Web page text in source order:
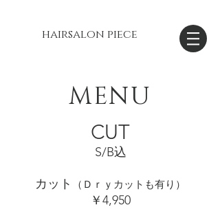
hairsalon piece
MENU
CUT
S/B込
カット （Ｄｒｙカットも有り）
￥4,950